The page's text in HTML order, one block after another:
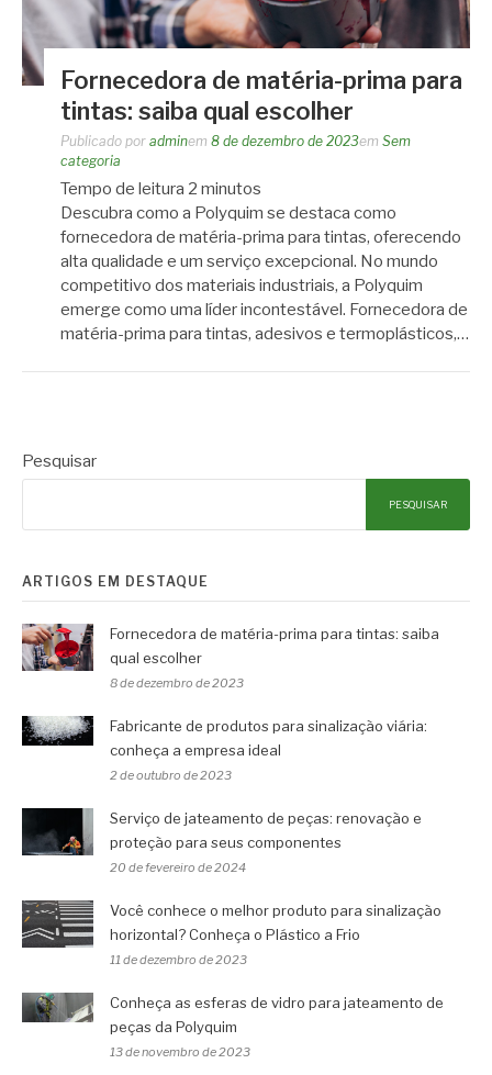
Fornecedora de matéria-prima para
tintas: saiba qual escolher
Publicado por adminem 8 de dezembro de 2023em Sem
categoria
Tempo de leitura 2 minutos
Descubra como a Polyquim se destaca como
fornecedora de matéria-prima para tintas, oferecendo
alta qualidade e um serviço excepcional. No mundo
competitivo dos materiais industriais, a Polyquim
emerge como uma líder incontestável. Fornecedora de
matéria-prima para tintas, adesivos e termoplásticos,…
Pesquisar
PESQUISAR
ARTIGOS EM DESTAQUE
Fornecedora de matéria-prima para tintas: saiba
qual escolher
8 de dezembro de 2023
Fabricante de produtos para sinalização viária:
conheça a empresa ideal
2 de outubro de 2023
Serviço de jateamento de peças: renovação e
proteção para seus componentes
20 de fevereiro de 2024
Você conhece o melhor produto para sinalização
horizontal? Conheça o Plástico a Frio
11 de dezembro de 2023
Conheça as esferas de vidro para jateamento de
peças da Polyquim
13 de novembro de 2023